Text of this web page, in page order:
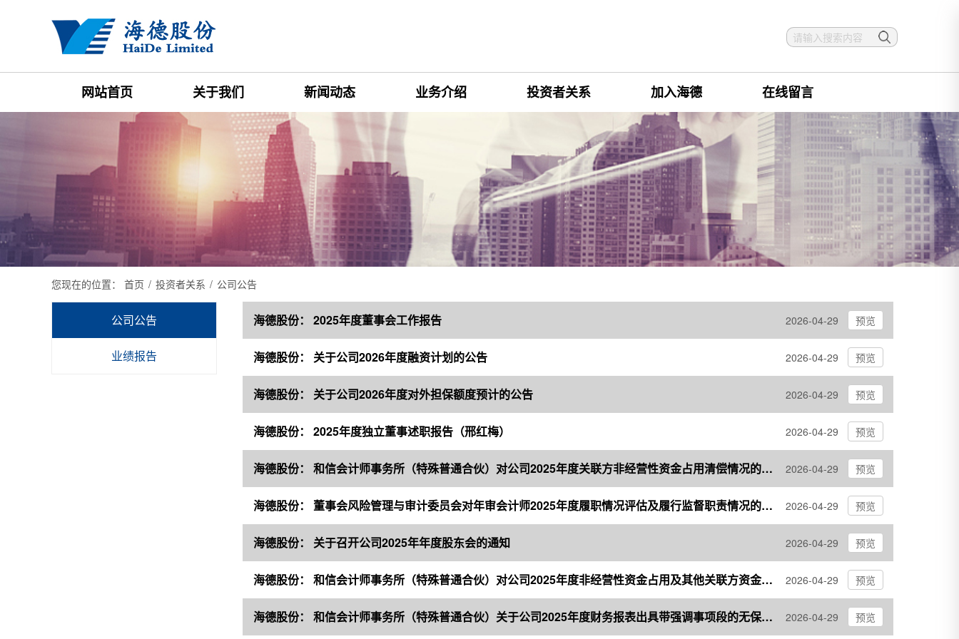
网站首页 关于我们 新闻动态 业务介绍 投资者关系 加入海德 在线留言
您现在的位置： 首页 / 投资者关系 / 公司公告
公司公告
业绩报告
海德股份： 2025年度董事会工作报告 2026-04-29 预览
海德股份： 关于公司2026年度融资计划的公告 2026-04-29 预览
海德股份： 关于公司2026年度对外担保额度预计的公告 2026-04-29 预览
海德股份： 2025年度独立董事述职报告（邢红梅） 2026-04-29 预览
海德股份： 和信会计师事务所（特殊普通合伙）对公司2025年度关联方非经营性资金占用清偿情况的专项说明 2026-04-29 预览
海德股份： 董事会风险管理与审计委员会对年审会计师2025年度履职情况评估及履行监督职责情况的报告 2026-04-29 预览
海德股份： 关于召开公司2025年年度股东会的通知 2026-04-29 预览
海德股份： 和信会计师事务所（特殊普通合伙）对公司2025年度非经营性资金占用及其他关联方资金往来情况的专项说明 2026-04-29 预览
海德股份： 和信会计师事务所（特殊普通合伙）关于公司2025年度财务报表出具带强调事项段的无保留意见审计报告的专项说明 2026-04-29 预览